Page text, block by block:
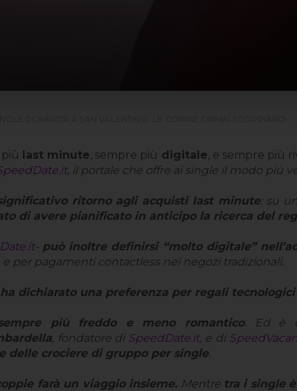
last minute , sempre più digitale , e sempre più
, il portale che offre ai single il modo più
ritorno agli acquisti last minute: su
di avere pianificato in anticipo la ricerca del
- può inoltre definirsi “molto digitale”
per pagamenti contactless nei negozi tradizionali.
dichiarato una preferenza per regali
più freddo e meno romantico. Ed è
, fondatore di SpeedDate.it, e di
delle crociere di gruppo per single.
farà un viaggio insieme. Mentre tra i single